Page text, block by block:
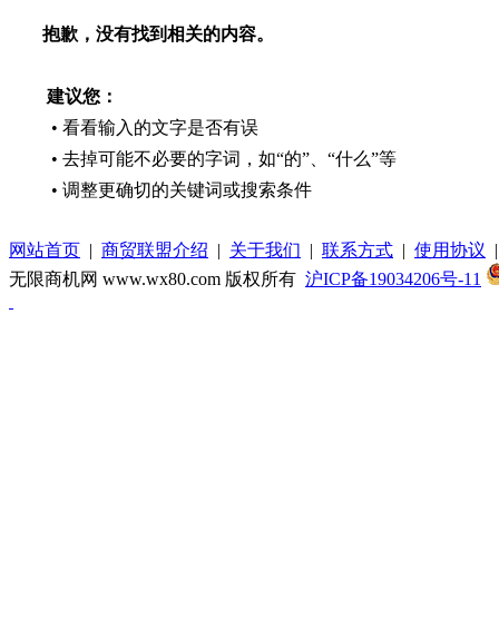
抱歉，没有找到相关的内容。
建议您：
• 看看输入的文字是否有误
• 去掉可能不必要的字词，如“的”、“什么”等
• 调整更确切的关键词或搜索条件
网站首页 | 商贸联盟介绍 | 关于我们 | 联系方式 | 使用协议
无限商机网 www.wx80.com 版权所有 沪ICP备19034206号-11